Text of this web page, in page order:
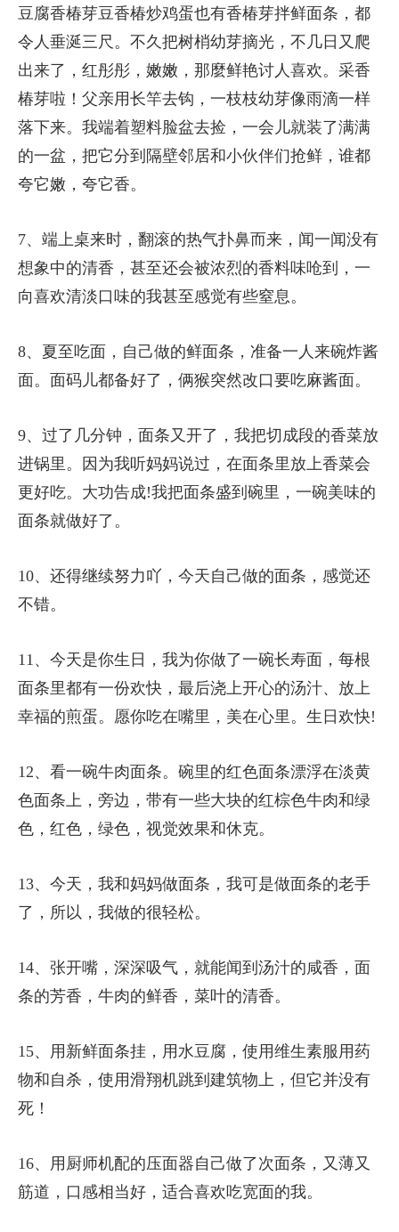
豆腐香椿芽豆香椿炒鸡蛋也有香椿芽拌鲜面条，都
令人垂涎三尺。不久把树梢幼芽摘光，不几日又爬
出来了，红彤彤，嫩嫩，那麼鲜艳讨人喜欢。采香
椿芽啦！父亲用长竿去钩，一枝枝幼芽像雨滴一样
落下来。我端着塑料脸盆去捡，一会儿就装了满满
的一盆，把它分到隔壁邻居和小伙伴们抢鲜，谁都
夸它嫩，夸它香。
7、端上桌来时，翻滚的热气扑鼻而来，闻一闻没有
想象中的清香，甚至还会被浓烈的香料味呛到，一
向喜欢清淡口味的我甚至感觉有些窒息。
8、夏至吃面，自己做的鲜面条，准备一人来碗炸酱
面。面码儿都备好了，俩猴突然改口要吃麻酱面。
9、过了几分钟，面条又开了，我把切成段的香菜放
进锅里。因为我听妈妈说过，在面条里放上香菜会
更好吃。大功告成!我把面条盛到碗里，一碗美味的
面条就做好了。
10、还得继续努力吖，今天自己做的面条，感觉还
不错。
11、今天是你生日，我为你做了一碗长寿面，每根
面条里都有一份欢快，最后浇上开心的汤汁、放上
幸福的煎蛋。愿你吃在嘴里，美在心里。生日欢快!
12、看一碗牛肉面条。碗里的红色面条漂浮在淡黄
色面条上，旁边，带有一些大块的红棕色牛肉和绿
色，红色，绿色，视觉效果和休克。
13、今天，我和妈妈做面条，我可是做面条的老手
了，所以，我做的很轻松。
14、张开嘴，深深吸气，就能闻到汤汁的咸香，面
条的芳香，牛肉的鲜香，菜叶的清香。
15、用新鲜面条挂，用水豆腐，使用维生素服用药
物和自杀，使用滑翔机跳到建筑物上，但它并没有
死！
16、用厨师机配的压面器自己做了次面条，又薄又
筋道，口感相当好，适合喜欢吃宽面的我。